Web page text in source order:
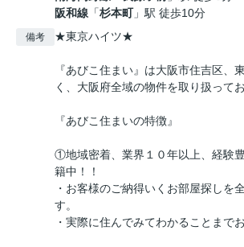
阪和線 「杉本町」駅 徒歩10分
備考 ★東京ハイツ★
『あびこ住まい』は大阪市住吉区、
く、大阪府全域の物件を取り扱って
『あびこ住まいの特徴』
①地域密着、業界１０年以上、経験
籍中！！
・お客様のご納得いくお部屋探しを
す。
・実際に住んでみてわかることまで